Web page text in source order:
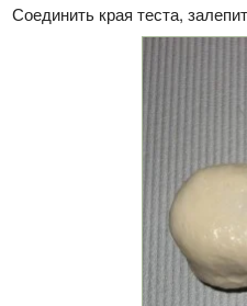
Соединить края теста,